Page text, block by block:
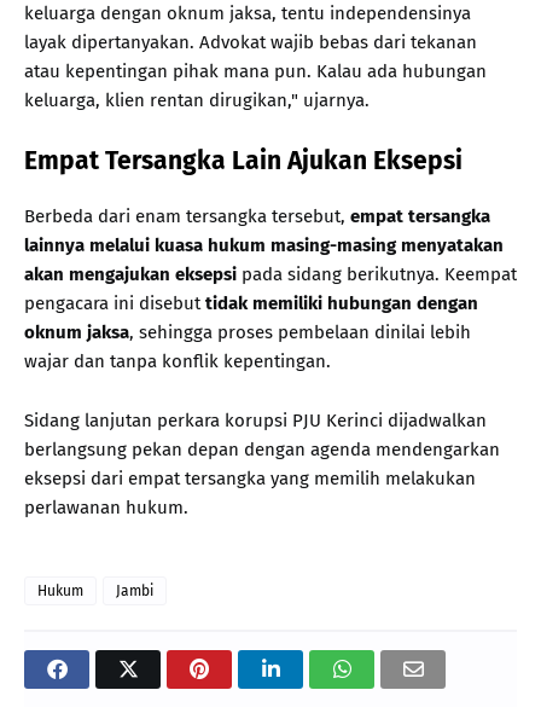
keluarga dengan oknum jaksa, tentu independensinya
layak dipertanyakan. Advokat wajib bebas dari tekanan
atau kepentingan pihak mana pun. Kalau ada hubungan
keluarga, klien rentan dirugikan," ujarnya.
Empat Tersangka Lain Ajukan Eksepsi
Berbeda dari enam tersangka tersebut, empat tersangka
lainnya melalui kuasa hukum masing-masing menyatakan
akan mengajukan eksepsi pada sidang berikutnya. Keempat
pengacara ini disebuttidak memiliki hubungan dengan
oknum jaksa, sehingga proses pembelaan dinilai lebih
wajar dan tanpa konflik kepentingan.
Sidang lanjutan perkara korupsi PJU Kerinci dijadwalkan
berlangsung pekan depan dengan agenda mendengarkan
eksepsi dari empat tersangka yang memilih melakukan
perlawanan hukum.
Hukum Jambi